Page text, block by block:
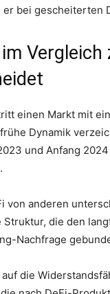
er bei gescheiterten
einen Markt mit
Dynamik
und Anfang
von anderen
die den
Nachfrage
auf die